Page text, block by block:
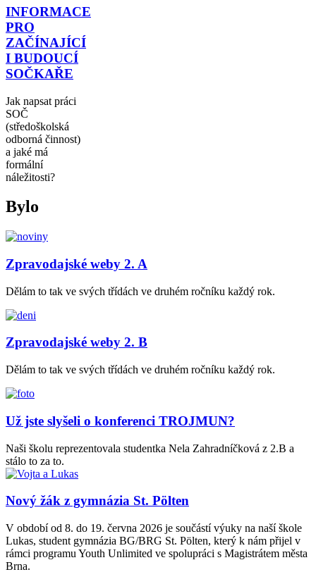
INFORMACE
PRO
ZAČÍNAJÍCÍ
I BUDOUCÍ
SOČKAŘE
Jak napsat práci
SOČ
(středoškolská
odborná činnost)
a jaké má
formální
náležitosti?
Bylo
Zpravodajské weby 2. A
Dělám to tak ve svých třídách ve druhém ročníku každý rok.
Zpravodajské weby 2. B
Dělám to tak ve svých třídách ve druhém ročníku každý rok.
Už jste slyšeli o konferenci TROJMUN?
Naši školu reprezentovala studentka Nela Zahradníčková z 2.B a
stálo to za to.
Nový žák z gymnázia St. Pölten
V období od 8. do 19. června 2026 je součástí výuky na naší škole
Lukas, student gymnázia BG/BRG St. Pölten, který k nám přijel v
rámci programu Youth Unlimited ve spolupráci s Magistrátem města
Brna.